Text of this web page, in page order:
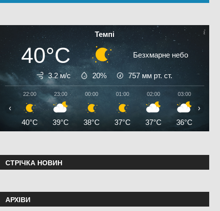
Темпі
40°C Безхмарне небо
3.2 м/с 20% 757 мм рт. ст.
22:00
40°C
23:00
39°C
00:00
38°C
01:00
37°C
02:00
37°C
03:00
36°C
‹ ›
СТРІЧКА НОВИН
АРХІВИ